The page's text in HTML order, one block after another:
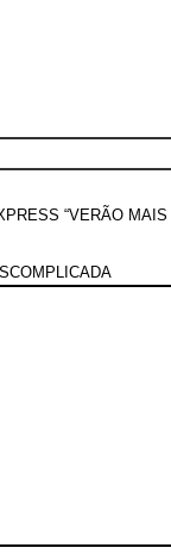
“VERÃO MAIS